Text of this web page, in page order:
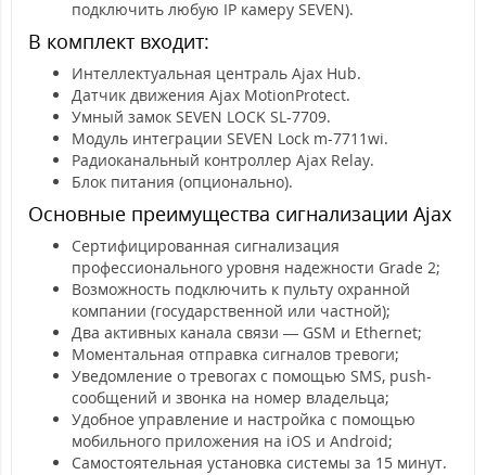
подключить любую IP камеру SEVEN).
В комплект входит:
Интеллектуальная централь Ajax Hub.
Датчик движения Ajax MotionProtect.
Умный замок SEVEN LOCK SL-7709.
Модуль интеграции SEVEN Lock m-7711wi.
Радиоканальный контроллер Ajax Relay.
Блок питания (опционально).
Основные преимущества сигнализации Ajax
Сертифицированная сигнализация
профессионального уровня надежности Grade 2;
Возможность подключить к пульту охранной
компании (государственной или частной);
Два активных канала связи — GSM и Ethernet;
Моментальная отправка сигналов тревоги;
Уведомление о тревогах с помощью SMS, push-
сообщений и звонка на номер владельца;
Удобное управление и настройка с помощью
мобильного приложения на iOS и Android;
Самостоятельная установка системы за 15 минут.